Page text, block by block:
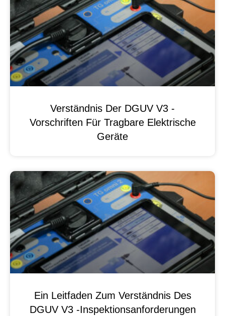
Verständnis Der DGUV V3 -
Vorschriften Für Tragbare Elektrische
Geräte
Ein Leitfaden Zum Verständnis Des
DGUV V3 -Inspektionsanforderungen